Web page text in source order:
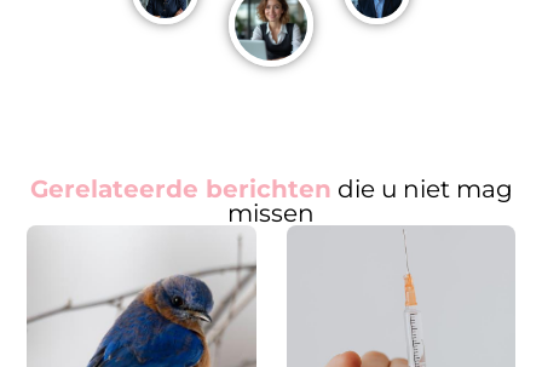
Gerelateerde berichten die u niet mag
missen